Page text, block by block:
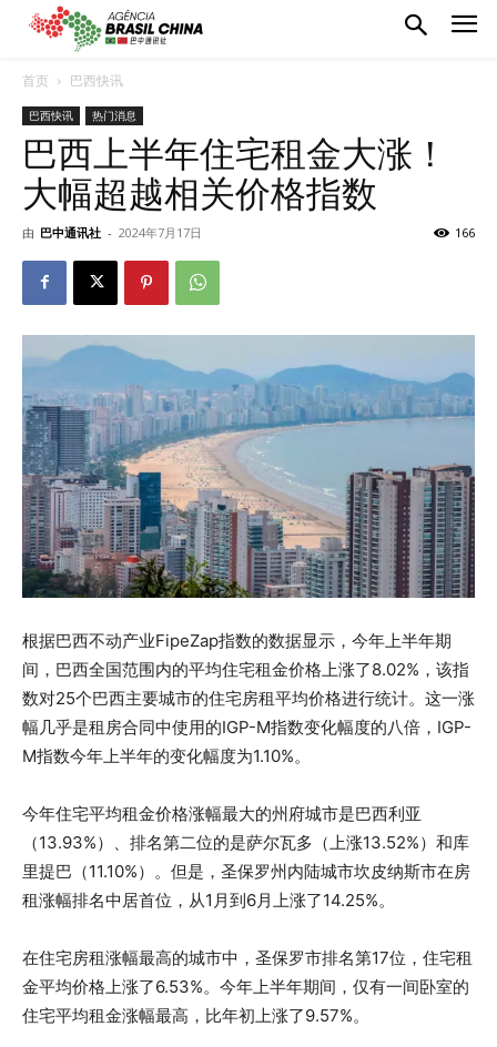
首页 巴西快讯
巴西快讯 热门消息
巴西上半年住宅租金大涨！
大幅超越相关价格指数
由 巴中通讯社 - 2024年7月17日 166
根据巴西不动产业FipeZap指数的数据显示，今年上半年期
间，巴西全国范围内的平均住宅租金价格上涨了8.02%，该指
数对25个巴西主要城市的住宅房租平均价格进行统计。这一涨
幅几乎是租房合同中使用的IGP-M指数变化幅度的八倍，IGP-
M指数今年上半年的变化幅度为1.10%。
今年住宅平均租金价格涨幅最大的州府城市是巴西利亚
（13.93%）、排名第二位的是萨尔瓦多（上涨13.52%）和库
里提巴（11.10%）。但是，圣保罗州内陆城市坎皮纳斯市在房
租涨幅排名中居首位，从1月到6月上涨了14.25%。
在住宅房租涨幅最高的城市中，圣保罗市排名第17位，住宅租
金平均价格上涨了6.53%。今年上半年期间，仅有一间卧室的
住宅平均租金涨幅最高，比年初上涨了9.57%。